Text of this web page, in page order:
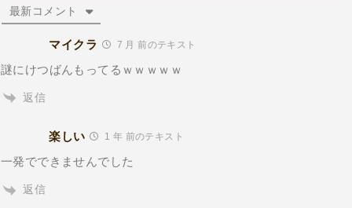
最新コメント
マイクラ 7 月 前のテキスト
謎にけつばんもってるｗｗｗｗｗ
返信
楽しい 1 年 前のテキスト
一発でできませんでした
返信